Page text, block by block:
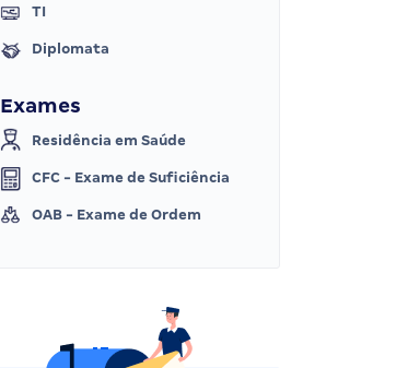
TI
Diplomata
Exames
Residência em Saúde
CFC - Exame de Suficiência
OAB - Exame de Ordem